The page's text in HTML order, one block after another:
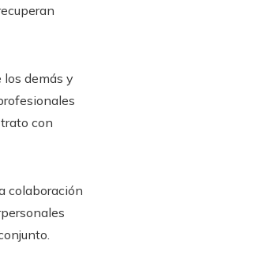
los demás y
con
colaboración